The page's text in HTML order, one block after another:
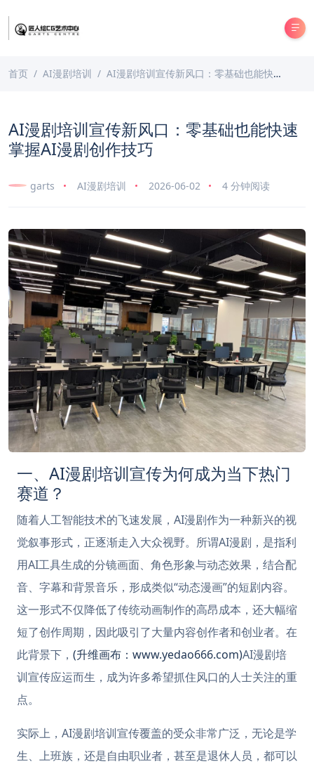
首页 AI漫剧培训 AI漫剧培训宣传新风口：零基础也能快速掌握AI漫剧创作技巧
AI漫剧培训宣传新风口：零基础也能快速
掌握AI漫剧创作技巧
garts AI漫剧培训 2026-06-02 4 分钟阅读
一、AI漫剧培训宣传为何成为当下热门
赛道？
随着人工智能技术的飞速发展，AI漫剧作为一种新兴的视
觉叙事形式，正逐渐走入大众视野。所谓AI漫剧，是指利
用AI工具生成的分镜画面、角色形象与动态效果，结合配
音、字幕和背景音乐，形成类似“动态漫画”的短剧内容。
这一形式不仅降低了传统动画制作的高昂成本，还大幅缩
短了创作周期，因此吸引了大量内容创作者和创业者。在
此背景下， (升维画布：www.yedao666.com)AI漫剧培
训宣传应运而生，成为许多希望抓住风口的人士关注的重
点。
实际上，AI漫剧培训宣传覆盖的受众非常广泛，无论是学
生、上班族，还是自由职业者，甚至是退休人员，都可以